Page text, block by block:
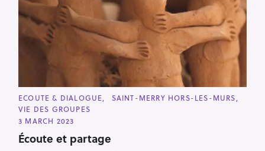
C
A
T
E
O
R
ECOUTE & DIALOGUE
SAINT-MERRY HORS-LES-MURS
VIE DES GROUPES
3 MARCH 2023
Écoute et partage